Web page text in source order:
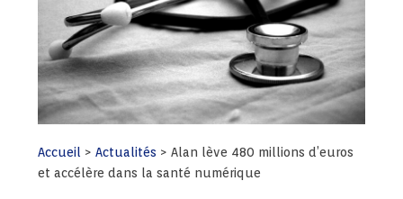
Accueil >Actualités >Alan lève 480 millions d’euros
et accélère dans la santé numérique